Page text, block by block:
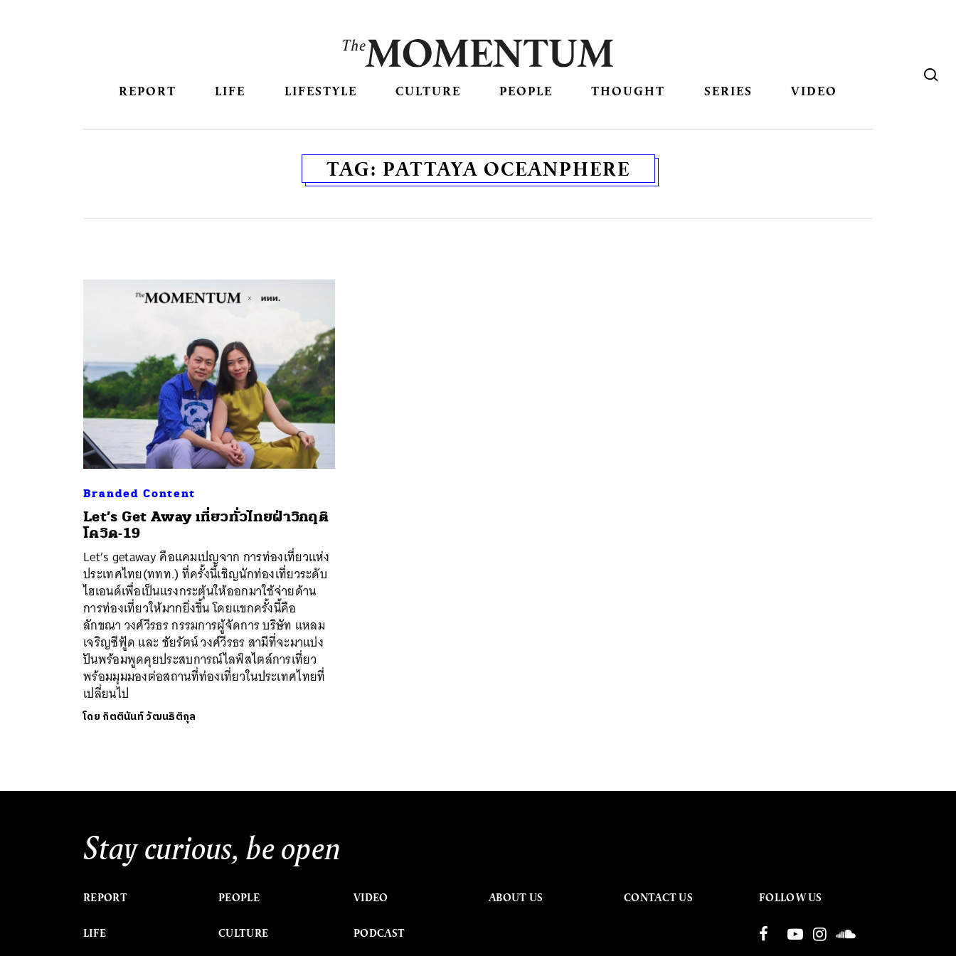
REPORT LIFE LIFESTYLE CULTURE PEOPLE THOUGHT SERIES VIDEO
TAG: PATTAYA OCEANPHERE
Branded Content
Let’s Get Away เที่ยวทั่วไทยฝ่าวิกฤติ
โควิด-19
Let’s getaway คือแคมเปญจาก การท่องเที่ยวแห่ง
ประเทศไทย(ททท.) ที่ครั้งนี้เชิญนักท่องเที่ยวระดับ
ไฮเอนด์เพื่อเป็นแรงกระตุ้นให้ออกมาใช้จ่ายด้าน
การท่องเที่ยวให้มากยิ่งขึ้น โดยแขกครั้งนี้คือ
ลักขณา วงศ์วีรธร กรรมการผู้จัดการ บริษัท แหลม
เจริญซีฟู้ด และ ชัยรัตน์ วงศ์วีรธร สามีที่จะมาแบ่ง
ปันพร้อมพูดคุยประสบการณ์ไลฟ์สไตล์การเที่ยว
พร้อมมุมมองต่อสถานที่ท่องเที่ยวในประเทศไทยที่
เปลี่ยนไป
โดย กิตตินันท์ วัฒนธิติกุล
Stay curious, be open
REPORT
LIFE
PEOPLE
CULTURE
VIDEO
PODCAST
ABOUT US CONTACT US FOLLOW US
ค้นหา